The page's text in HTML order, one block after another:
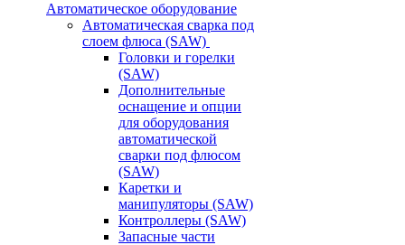
Автоматическое оборудование
Автоматическая сварка под
слоем флюса (SAW)
Головки и горелки
(SAW)
Дополнительные
оснащение и опции
для оборудования
автоматической
сварки под флюсом
(SAW)
Каретки и
манипуляторы (SAW)
Контроллеры (SAW)
Запасные части